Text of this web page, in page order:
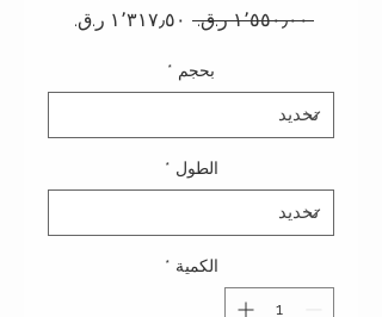
‏١٬٥٥٠٫٠٠ ر.ق.‏ سعر عادي
بحجم *
الطول *
الكمية *